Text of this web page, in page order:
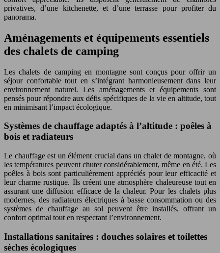
privatives, d’une kitchenette, et d’une terrasse pour profiter du
panorama.
Aménagements et équipements essentiels
des chalets de camping
Les chalets de camping en montagne sont conçus pour offrir un
séjour confortable tout en s’intégrant harmonieusement dans leur
environnement naturel. Les aménagements et équipements sont
pensés pour répondre aux défis spécifiques de la vie en altitude, tout
en minimisant l’impact écologique.
Systèmes de chauffage adaptés à l’altitude : poêles à
bois et radiateurs
Le chauffage est un élément crucial dans un chalet de montagne, où
les températures peuvent chuter considérablement, même en été. Les
poêles à bois sont particulièrement appréciés pour leur efficacité et
leur charme rustique. Ils créent une atmosphère chaleureuse tout en
assurant une diffusion efficace de la chaleur. Pour les chalets plus
modernes, des radiateurs électriques à basse consommation ou des
systèmes de chauffage au sol peuvent être installés, offrant un
confort optimal tout en respectant l’environnement.
Installations sanitaires : douches solaires et toilettes
sèches écologiques